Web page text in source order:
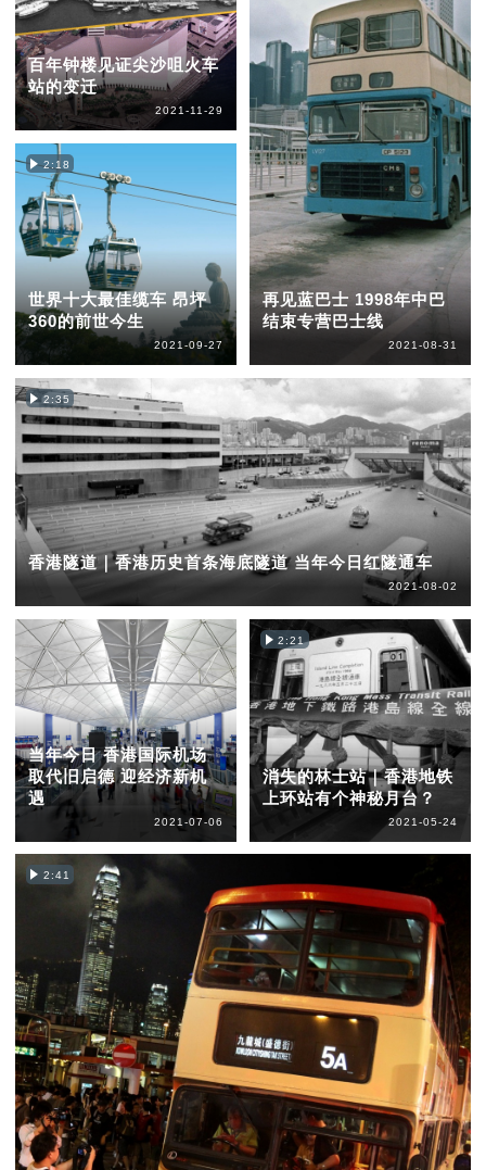
百年钟楼见证尖沙咀火车
站的变迁
2021-11-29
2:18
世界十大最佳缆车 昂坪
360的前世今生
2021-09-27
再见蓝巴士 1998年中巴
结束专营巴士线
2021-08-31
2:35
香港隧道｜香港历史首条海底隧道 当年今日红隧通车
2021-08-02
当年今日 香港国际机场
取代旧启德 迎经济新机
遇
2021-07-06
2:21
消失的林士站｜香港地铁
上环站有个神秘月台？
2021-05-24
2:41